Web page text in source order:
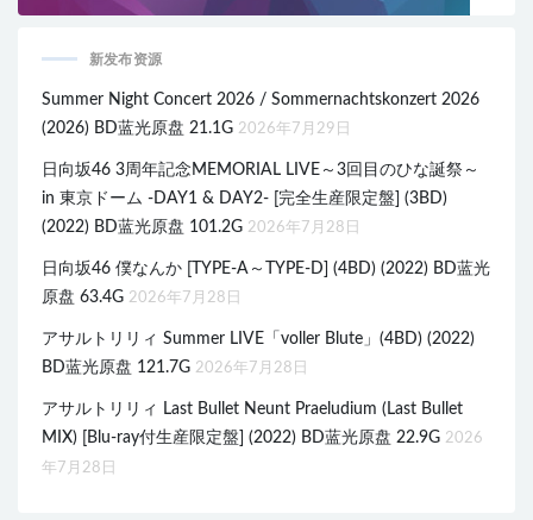
新发布资源
Summer Night Concert 2026 / Sommernachtskonzert 2026
(2026) BD蓝光原盘 21.1G 2026年7月29日
日向坂46 3周年記念MEMORIAL LIVE～3回目のひな誕祭～
in 東京ドーム -DAY1 & DAY2- [完全生産限定盤] (3BD)
(2022) BD蓝光原盘 101.2G 2026年7月28日
日向坂46 僕なんか [TYPE-A～TYPE-D] (4BD) (2022) BD蓝光
原盘 63.4G 2026年7月28日
アサルトリリィ Summer LIVE「voller Blute」(4BD) (2022)
BD蓝光原盘 121.7G 2026年7月28日
アサルトリリィ Last Bullet Neunt Praeludium (Last Bullet
MIX) [Blu-ray付生産限定盤] (2022) BD蓝光原盘 22.9G 2026
年7月28日